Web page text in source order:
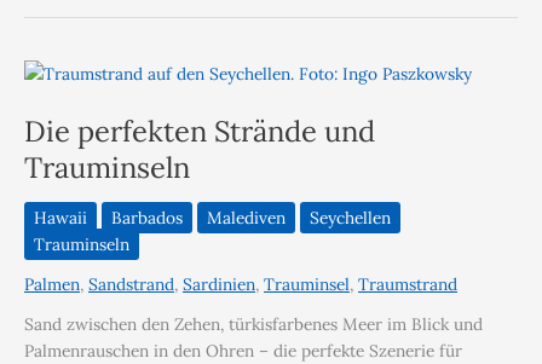
Die perfekten Strände und
Trauminseln
Hawaii Barbados Malediven
Seychellen
Trauminseln
Palmen, Sandstrand, Sardinien, Trauminsel, Traumstrand
Sand zwischen den Zehen, türkisfarbenes Meer im Blick und
Palmenrauschen in den Ohren – die perfekte Szenerie für